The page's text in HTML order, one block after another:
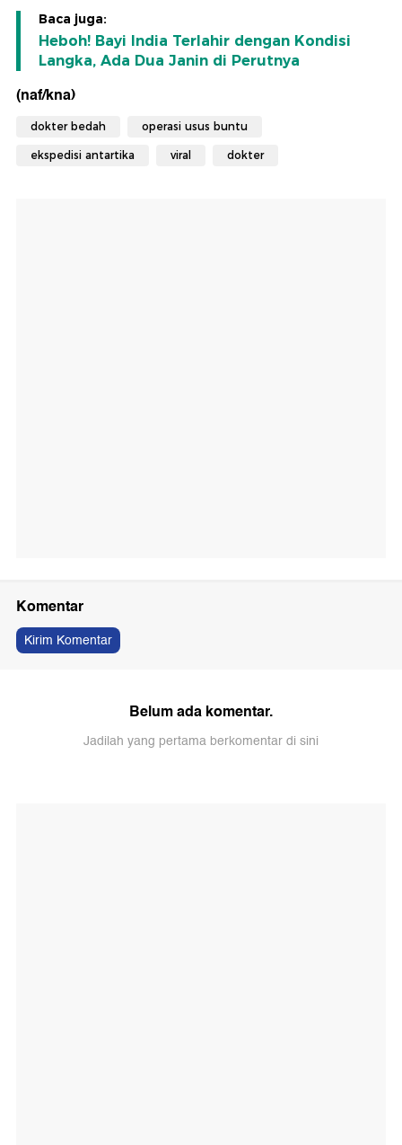
Baca juga:
Heboh! Bayi India Terlahir dengan Kondisi
Langka, Ada Dua Janin di Perutnya
(naf/kna)
dokter bedah operasi usus buntu
ekspedisi antartika viral dokter
Komentar
Kirim Komentar
Belum ada komentar.
Jadilah yang pertama berkomentar di sini